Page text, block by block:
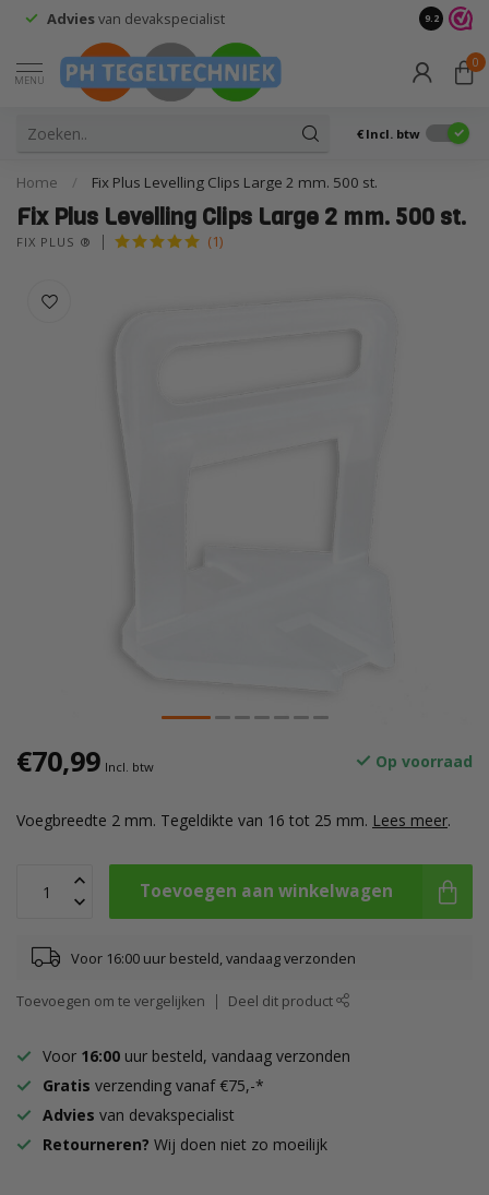
Adviesvan devakspecialist 9.2
MENU
0
€ Incl. btw
Home / Fix Plus Levelling Clips Large 2 mm. 500 st.
Fix Plus Levelling Clips Large 2 mm. 500 st.
FIX PLUS ® (1)
€70,99 Incl. btw Op voorraad
Voegbreedte 2 mm. Tegeldikte van 16 tot 25 mm. Lees meer.
Toevoegen aan winkelwagen
Voor 16:00 uur besteld, vandaag verzonden
Toevoegen om te vergelijken Deel dit product
Voor 16:00 uur besteld, vandaag verzonden
Gratis verzending vanaf €75,-*
Advies van devakspecialist
Retourneren? Wij doen niet zo moeilijk